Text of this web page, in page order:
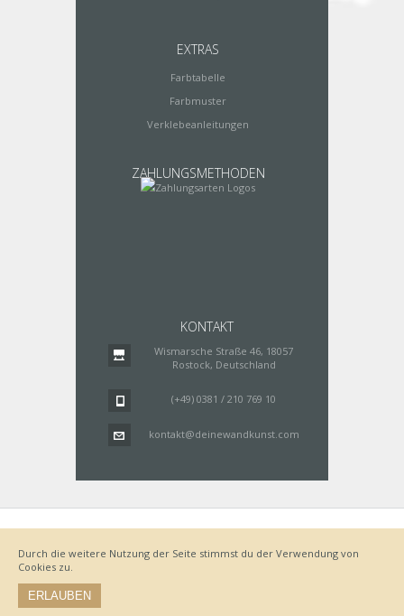
EXTRAS
Farbtabelle
Farbmuster
Verklebeanleitungen
ZAHLUNGSMETHODEN
KONTAKT
Wismarsche Straße 46, 18057
Rostock, Deutschland
(+49) 0381 / 210 769 10
kontakt@deinewandkunst.com
Datenschutz
Lieferung
Bestellvorgang
AGB
Durch die weitere Nutzung der Seite stimmst du der Verwendung von
Cookies zu.
ERLAUBEN